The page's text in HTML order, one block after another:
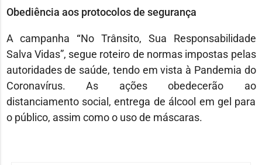
Obediência aos protocolos de segurança
A campanha “No Trânsito, Sua Responsabilidade
Salva Vidas”, segue roteiro de normas impostas pelas
autoridades de saúde, tendo em vista à Pandemia do
Coronavírus. As ações obedecerão ao
distanciamento social, entrega de álcool em gel para
o público, assim como o uso de máscaras.